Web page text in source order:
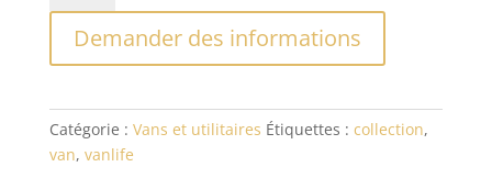
Volkswagen
Joker
–
1983
Demander des informations
t
e
r
a
t
Catégorie : Vans et utilitaires Étiquettes : collection,
van, vanlife